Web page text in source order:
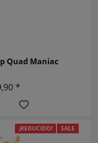
Quad Maniac
*
¡REDUCIDO! SALE